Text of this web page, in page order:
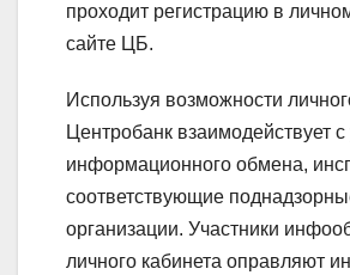
проходит регистрацию в
сайте ЦБ.
Используя возможности
Центробанк взаимодействует
информационного обмена,
соответствующие
организации. Участники
личного кабинета оправляют